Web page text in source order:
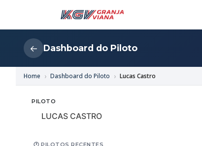
← Dashboard do Piloto
Home Dashboard do Piloto Lucas Castro
PILOTO
LUCAS CASTRO
🕐 PILOTOS RECENTES